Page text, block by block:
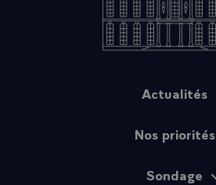
Actualités
Nos priorités
Sondage